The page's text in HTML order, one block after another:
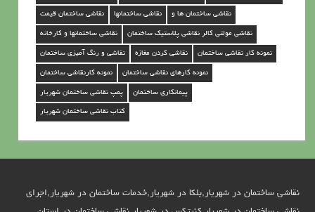
ر
نقاشی ساختمان قیمت نقاشی ساختمانها نقاشی ساختمان ها و
نقاشی ساختمانها و کارخانه نقاشی مولتی کالر نقاشی پلاستیک ساختمان
نقاشی و رنگ آمیزی ساختمان نقاشی کردن مغازه نمونه کار نقاشی ساختمان
نمونه کارنقاشی ساختمان نمونه کارهای نقاشی ساختمان
پمپ نقاشی ساختمان شهریار پیمانکاری ساختمان
کتاب نقاشی ساختمان شهریار
نقاشی ساختمان در شهریار,بلکا در شهریار,خدمات ساختمان در شهریار,اجرای